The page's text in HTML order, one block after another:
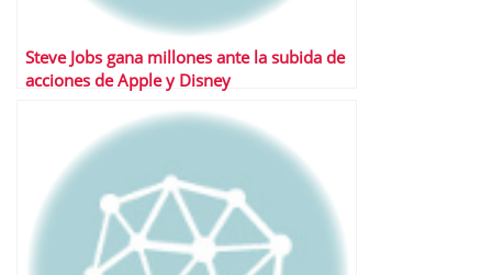
Steve Jobs gana millones ante la subida de
acciones de Apple y Disney